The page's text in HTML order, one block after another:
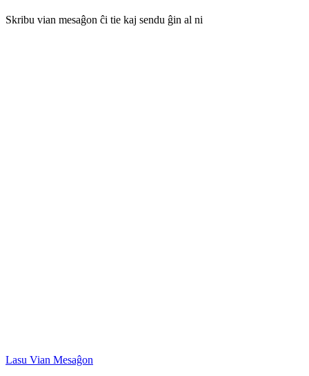
Skribu vian mesaĝon ĉi tie kaj sendu ĝin al ni
Lasu Vian Mesaĝon